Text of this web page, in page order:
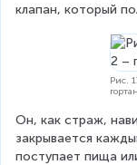
клапан, который
Рис.
Он, как страж,
закрывается
поступает пища